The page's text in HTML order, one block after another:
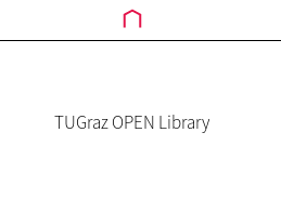
TUGraz OPEN Library